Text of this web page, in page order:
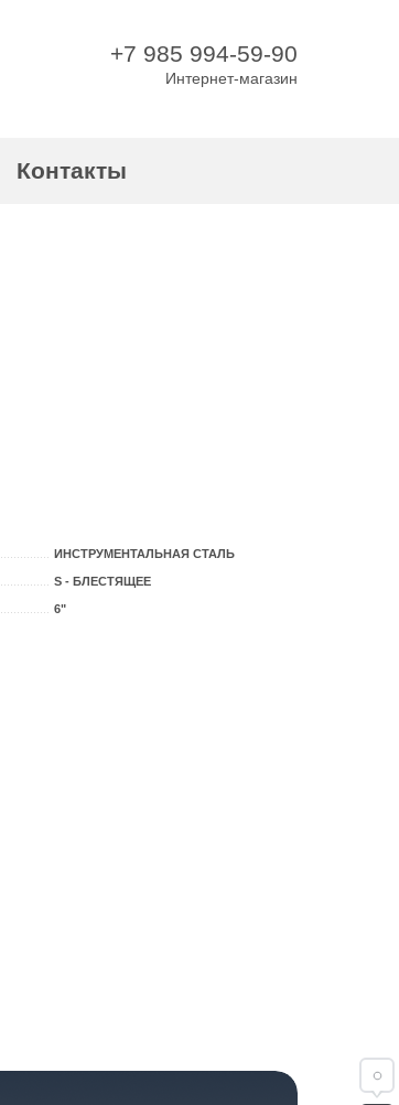
+7 985 994-59-90
Интернет-магазин
Контакты
ИНСТРУМЕНТАЛЬНАЯ СТАЛЬ
S - БЛЕСТЯЩЕЕ
6"